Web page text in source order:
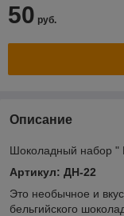
50 руб.
Описание
Шоколадный набор "
Артикул: ДН-22
Это необычное и
бельгийского